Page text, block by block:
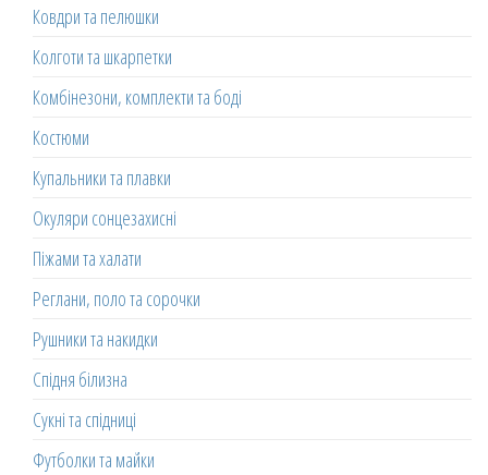
Ковдри та пелюшки
Колготи та шкарпетки
Комбінезони, комплекти та боді
Костюми
Купальники та плавки
Окуляри сонцезахисні
Піжами та халати
Реглани, поло та сорочки
Рушники та накидки
Спідня білизна
Сукні та спідниці
Футболки та майки